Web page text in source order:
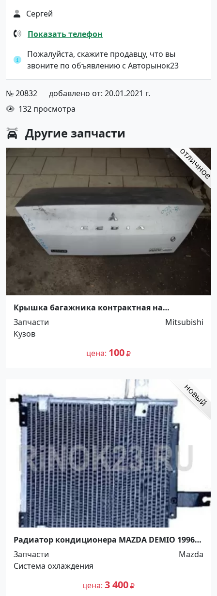
Сергей
Показать телефон
Пожалуйста, скажите продавцу, что вы
звоните по объявлению с Авторынок23
№ 20832
добавлено от: 20.01.2021 г.
132 просмотра
Другие запчасти
Крышка багажника контрактная на
Митсубиси Цедиа Краснодар
Запчасти
Mitsubishi
Кузов
цена 100
Радиатор кондиционера MAZDA DEMIO 1996-
2000 Краснодар
Запчасти
Mazda
Система охлаждения
цена 3 400